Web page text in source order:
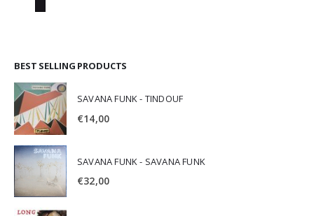
BEST SELLING PRODUCTS
SAVANA FUNK - TINDOUF
€14,00
SAVANA FUNK - SAVANA FUNK
€32,00